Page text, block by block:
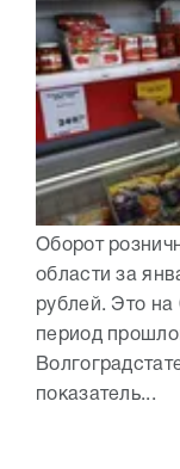
Оборот
области за
рублей. Это
период
показатель...